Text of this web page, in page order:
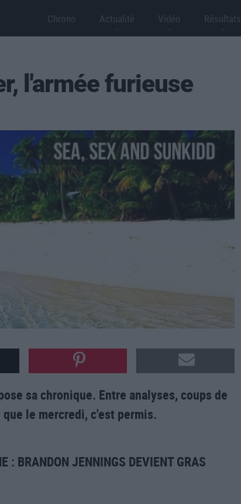
Chrono Actualité Vidéo Résultats
l'armée furieuse
sa chronique. Entre analyses, coups de
le mercredi, c'est permis.
: BRANDON JENNINGS DEVIENT GRAS